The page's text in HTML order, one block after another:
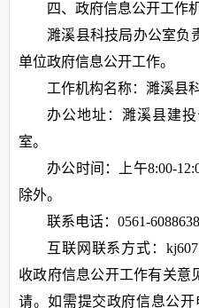
四、政府信息公开工作
濉溪县科技局办公室负
单位政府信息公开工作。
工作机构名称：濉溪县
办公地址：濉溪县建
室。
办公时间：上午8:00-
除外。
联系电话：0561-
互联网联系方式：
收政府信息公开工作有关意
请。如需提交政府信息公